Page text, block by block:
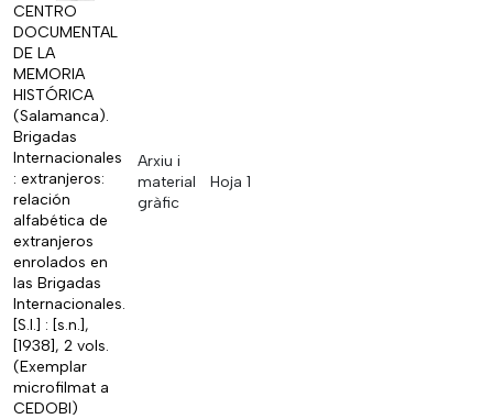
CENTRO
DOCUMENTAL
DE LA
MEMORIA
HISTÓRICA
(Salamanca).
Brigadas
Internacionales
: extranjeros:
relación
alfabética de
extranjeros
enrolados en
las Brigadas
Internacionales.
[S.l.] : [s.n.],
[1938], 2 vols.
(Exemplar
microfilmat a
CEDOBI)
Arxiu i
material
gràfic
Hoja 1